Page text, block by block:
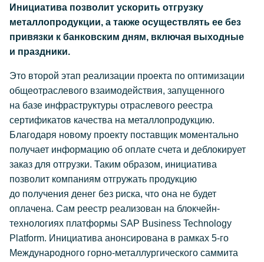
Инициатива позволит ускорить отгрузку
металлопродукции, а также осуществлять ее без
привязки к банковским дням, включая выходные
и праздники.
Это второй этап реализации проекта по оптимизации
общеотраслевого взаимодействия, запущенного
на базе инфраструктуры отраслевого реестра
сертификатов качества на металлопродукцию.
Благодаря новому проекту поставщик моментально
получает информацию об оплате счета и деблокирует
заказ для отгрузки. Таким образом, инициатива
позволит компаниям отгружать продукцию
до получения денег без риска, что она не будет
оплачена. Сам реестр реализован на блокчейн-
технологиях платформы SAP Business Technology
Platform. Инициатива анонсирована в рамках 5-го
Международного горно-металлургического саммита